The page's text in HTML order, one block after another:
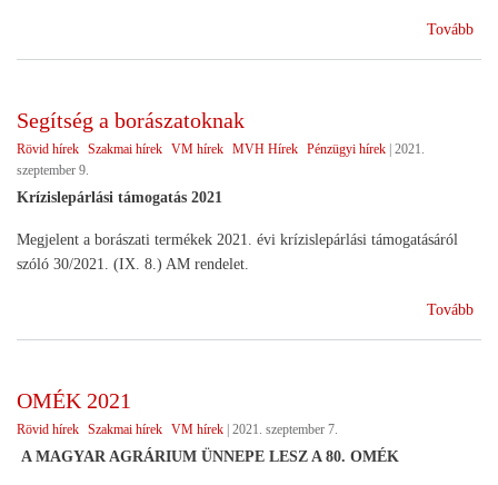
Tovább
Segítség a borászatoknak
Rövid hírek Szakmai hírek VM hírek MVH Hírek Pénzügyi hírek | 2021.
szeptember 9.
Krízislepárlási támogatás 2021
Megjelent a borászati termékek 2021. évi krízislepárlási támogatásáról
szóló 30/2021. (IX. 8.) AM rendelet.
Tovább
OMÉK 2021
Rövid hírek Szakmai hírek VM hírek 2021. szeptember 7.
A MAGYAR AGRÁRIUM ÜNNEPE LESZ A 80. OMÉK